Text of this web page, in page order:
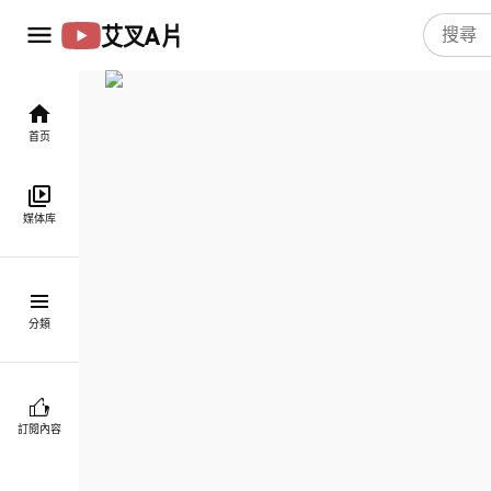
艾叉A片
首页
媒体库
分類
訂閱內容